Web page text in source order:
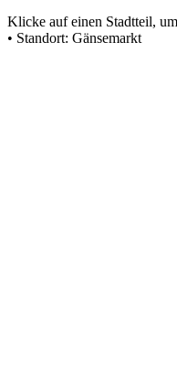
Klicke auf einen Stadtteil,
• Standort: Gänsemarkt